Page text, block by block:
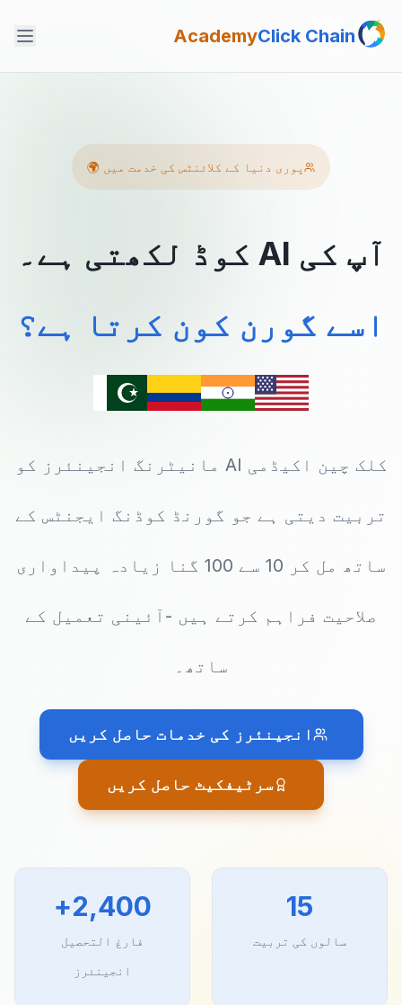
Click Chain
Academy
پوری دنیا کے کلائنٹس کی خدمت میں 🌍
آپ کی AI کوڈ لکھتی ہے۔
اسے گورن کون کرتا ہے؟
کلک چین اکیڈمی AI مانیٹرنگ انجینئرز کو
تربیت دیتی ہے جو گورنڈ کوڈنگ ایجنٹس کے
ساتھ مل کر 10 سے 100 گنا زیادہ پیداواری
صلاحیت فراہم کرتے ہیں -آئینی تعمیل کے
ساتھ۔
انجینئرز کی خدمات حاصل کریں
سرٹیفکیٹ حاصل کریں
15
سالوں کی تربیت
2,400+
فارغ التحصیل
انجینئرز